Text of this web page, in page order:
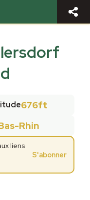
676ft
Rhin
liens
S'abonner